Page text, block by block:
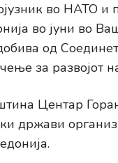
во НАТО и
во јуни во
од
за развојот
Центар
држави